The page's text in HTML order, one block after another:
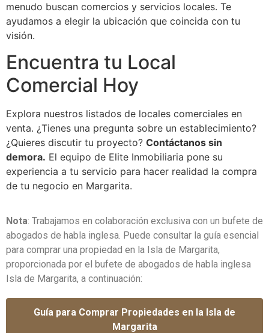
menudo buscan comercios y servicios locales. Te
ayudamos a elegir la ubicación que coincida con tu
visión.
Encuentra tu Local
Comercial Hoy
Explora nuestros listados de locales comerciales en
venta. ¿Tienes una pregunta sobre un establecimiento?
¿Quieres discutir tu proyecto? Contáctanos sin
demora. El equipo de Elite Inmobiliaria pone su
experiencia a tu servicio para hacer realidad la compra
de tu negocio en Margarita.
Nota: Trabajamos en colaboración exclusiva con un bufete de
abogados de habla inglesa. Puede consultar la guía esencial
para comprar una propiedad en la Isla de Margarita,
proporcionada por el bufete de abogados de habla inglesa
Isla de Margarita, a continuación:
Guía para Comprar Propiedades en la Isla de
Margarita